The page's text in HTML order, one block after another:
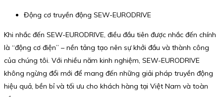
Động cơ truyền động SEW-EURODRIVE
Khi nhắc đến SEW-EURODRIVE, điều đầu tiên được nhắc đến chính
là “động cơ điện” – nền tảng tạo nên sự khởi đầu và thành công
của chúng tôi. Với nhiều năm kinh nghiệm, SEW-EURODRIVE
không ngừng đổi mới để mang đến những giải pháp truyền động
hiệu quả, bền bỉ và tối ưu cho khách hàng tại Việt Nam và toàn